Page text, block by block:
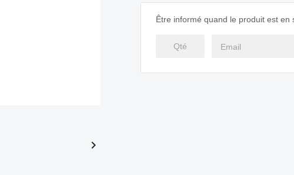

Être informé quand le produit est en